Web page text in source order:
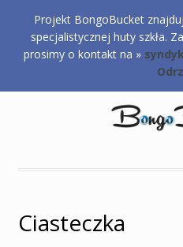
0,00zł
Ciasteczka
Projekt BongoBucket
specjalistycznej huty szkła.
prosimy o kontakt na »